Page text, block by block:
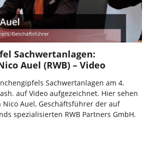
Sachwertanlagen:
Auel (RWB) – Video
Sachwertanlagen am 4.
auf Video aufgezeichnet. Hier sehen
Auel, Geschäftsführer der auf
spezialisierten RWB Partners GmbH.